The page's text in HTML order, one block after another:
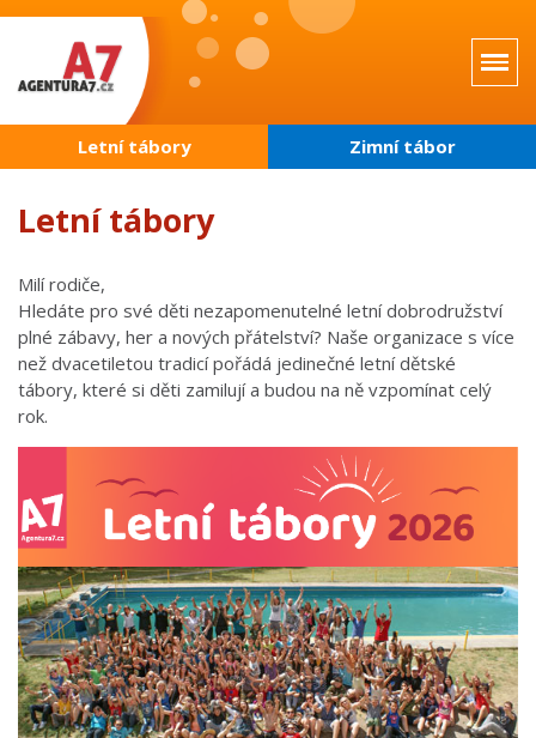
Přejít
hlavnímu
obsahu
Letní tábory Zimní tábor
Letní tábory
Milí rodiče,
Hledáte pro své děti nezapomenutelné letní dobrodružství
plné zábavy, her a nových přátelství? Naše organizace s více
než dvacetiletou tradicí pořádá jedinečné letní dětské
tábory, které si děti zamilují a budou na ně vzpomínat celý
rok.